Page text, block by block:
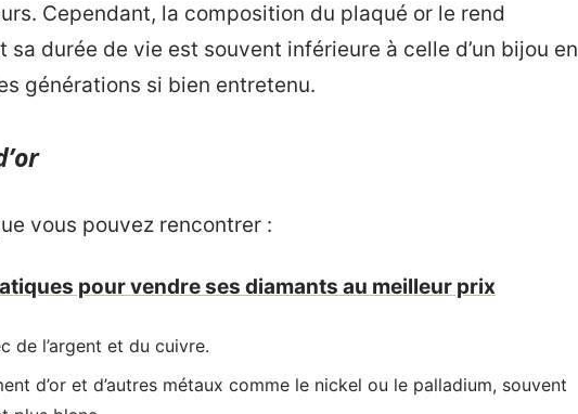
Cependant, la composition du plaqué or le rend
durée de vie est souvent inférieure à celle d’un bijou en
générations si bien entretenu.
vous pouvez rencontrer :
pour vendre ses diamants au meilleur prix
de l’argent et du cuivre.
d’or et d’autres métaux comme le nickel ou le palladium, souvent